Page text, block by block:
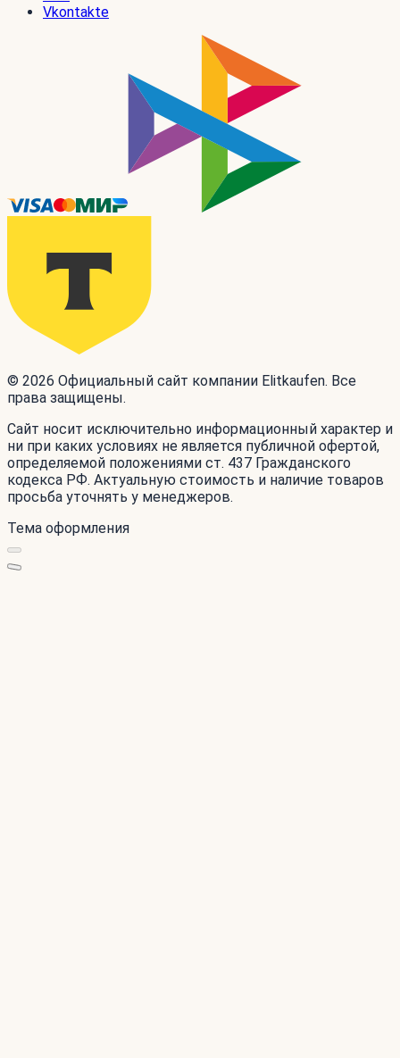
Vkontakte
© 2026 Официальный сайт компании Elitkaufen. Все
права защищены.
Сайт носит исключительно информационный характер и
ни при каких условиях не является публичной офертой,
определяемой положениями ст. 437 Гражданского
кодекса РФ. Актуальную стоимость и наличие товаров
просьба уточнять у менеджеров.
Тема оформления